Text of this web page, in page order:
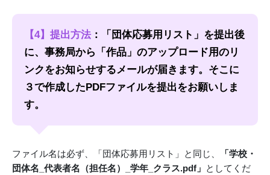
【4】提出方法 ：「団体応募用リスト」を提出後
に、事務局から「作品」のアップロード用のリ
ンクをお知らせするメールが届きます。そこに
３で作成したPDFファイルを提出をお願いしま
す。
ファイル名は必ず、「団体応募用リスト」と同じ、
「学校・
団体名_代表者名（担任名）_学年_クラス.pdf」 としてくだ